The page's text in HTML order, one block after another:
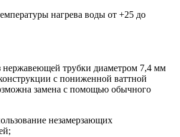
нагрева воды от +25 до
трубки диаметром 7,4 мм
с пониженной ваттной
замена с помощью обычного
незамерзающих